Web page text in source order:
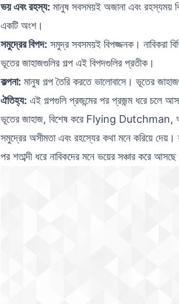
ভয় এবং রহস্য: মানুষ সবসময়ই অজানা এবং রহস্যময়
একটি অংশ।
সমুদ্রের বিপদ: সমুদ্র সবসময়ই বিপজ্জনক। নাবিকরা
ভূতের জাহাজগুলির গল্প এই বিপদগুলির প্রতীক।
কল্পনা: মানুষ গল্প তৈরি করতে ভালোবাসে। ভূতের
ঐতিহ্য: এই গল্পগুলি প্রজন্মের পর প্রজন্ম ধরে চলে
ভূতের জাহাজ, বিশেষ করে Flying Dutchman,
সমুদ্রের অসীমতা এবং রহস্যের কথা মনে করিয়ে
পর শতাব্দী ধরে নাবিকদের মনে ভয়ের সঞ্চার করে